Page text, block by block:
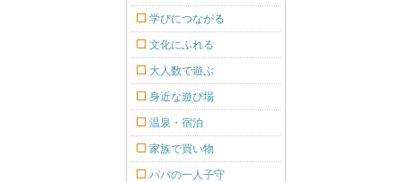
学びにつながる
文化にふれる
大人数で遊ぶ
身近な遊び場
温泉・宿泊
家族で買い物
パパの一人子守